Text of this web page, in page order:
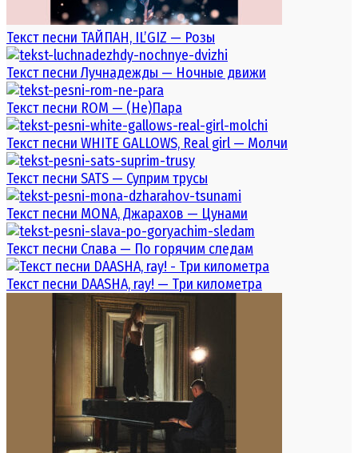
Текст песни ТАЙПАН, IL’GIZ — Розы
Текст песни Лучнадежды — Ночные движи
Текст песни ROM — (Не)Пара
Текст песни WHITE GALLOWS, Real girl — Молчи
Текст песни SATS — Суприм трусы
Текст песни MONA, Джарахов — Цунами
Текст песни Слава — По горячим следам
Текст песни DAASHA, ray! — Три километра